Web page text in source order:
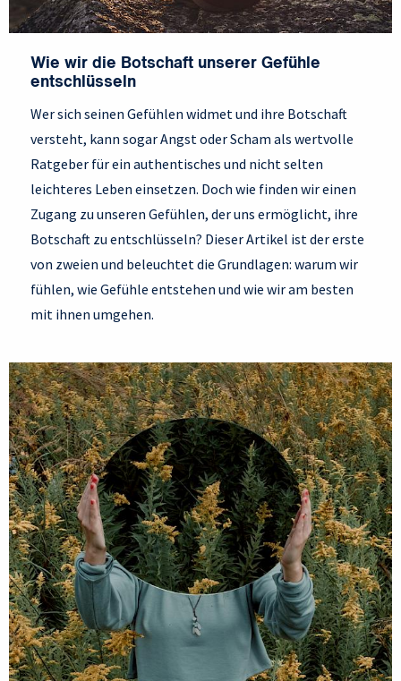
Wie wir die Botschaft unserer Gefühle
entschlüsseln
Wer sich seinen Gefühlen widmet und ihre Botschaft
versteht, kann sogar Angst oder Scham als wertvolle
Ratgeber für ein authentisches und nicht selten
leichteres Leben einsetzen. Doch wie finden wir einen
Zugang zu unseren Gefühlen, der uns ermöglicht, ihre
Botschaft zu entschlüsseln? Dieser Artikel ist der erste
von zweien und beleuchtet die Grundlagen: warum wir
fühlen, wie Gefühle entstehen und wie wir am besten
mit ihnen umgehen.